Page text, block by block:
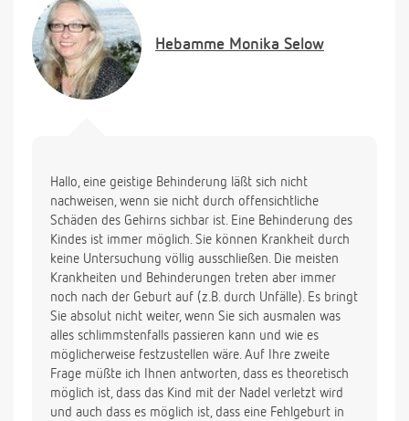
nichts"_Prinzip, aber trotzdem wollte ich gerne
nochmal Ihre Meinung dazu hören. Gibt es auch
eine Untersuchung, mit dér man eine ( geistige
)Behinderung durch die Medikamente feststellen
kann ?
Ultraschallbild vorhanden war. Es wurde aber vorher
gemacht und auch diverse Messungen. Erst nachher
hat der Arzt nochmals per Ultraschall nachgeschaut.
Kann das Baby da irgendwie durch die Nadel
verletzt worden sein ? Was könnte dadurch
passieren ?
Vielen Dank für die Beantwortung der Fragen
Hebamme Monika Selow
Hallo, eine geistige Behinderung läßt sich nicht
nachweisen, wenn sie nicht durch offensichtliche
Schäden des Gehirns sichbar ist. Eine Behinderung des
Kindes ist immer möglich. Sie können Krankheit durch
keine Untersuchung völlig ausschließen. Die meisten
Krankheiten und Behinderungen treten aber immer
noch nach der Geburt auf (z.B. durch Unfälle). Es bringt
Sie absolut nicht weiter, wenn Sie sich ausmalen was
alles schlimmstenfalls passieren kann und wie es
möglicherweise festzustellen wäre. Auf Ihre zweite
Frage müßte ich Ihnen antworten, dass es theoretisch
möglich ist, dass das Kind mit der Nadel verletzt wird
und auch dass es möglich ist, dass eine Fehlgeburt in